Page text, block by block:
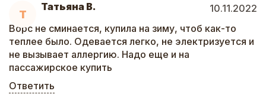
Т
Татьяна В.
10.11.2022
Ворс не сминается, купила на зиму, чтоб как-то
теплее было. Одевается легко, не электризуется и
не вызывает аллергию. Надо еще и на
пассажирское купить
Ответить